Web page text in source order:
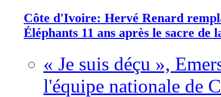
Côte d'Ivoire: Hervé Renard
Éléphants 11 ans après le sacre de
« Je suis déçu »,
l'équipe nationale de